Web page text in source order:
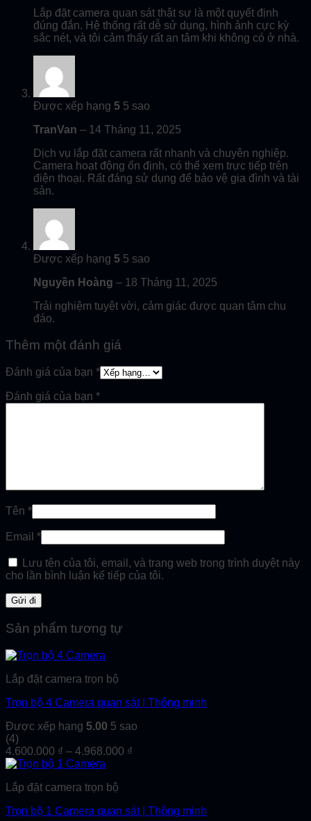
Lắp đặt camera quan sát thật sự là một quyết định
đúng đắn. Hệ thống rất dễ sử dụng, hình ảnh cực kỳ
sắc nét, và tôi cảm thấy rất an tâm khi không có ở nhà.
Được xếp hạng 5 5 sao
TranVan – 14 Tháng 11, 2025
Dịch vụ lắp đặt camera rất nhanh và chuyên nghiệp.
Camera hoạt động ổn định, có thể xem trực tiếp trên
điện thoại. Rất đáng sử dụng để bảo vệ gia đình và tài
sản.
Được xếp hạng 5 5 sao
Nguyền Hoàng – 18 Tháng 11, 2025
Trải nghiệm tuyệt vời, cảm giác được quan tâm chu
đáo.
Thêm một đánh giá
Đánh giá của bạn *
Đánh giá của bạn *
Tên *
Email *
Lưu tên của tôi, email, và trang web trong trình duyệt này
cho lần bình luận kế tiếp của tôi.
Sản phẩm tương tự
Lắp đặt camera trọn bộ
Trọn bộ 4 Camera quan sát | Thông minh
Được xếp hạng 5.00 5 sao
(4)
4.600.000 ₫ – 4.968.000 ₫
4.968.000 ₫
Lắp đặt camera trọn bộ
Trọn bộ 1 Camera quan sát | Thông minh